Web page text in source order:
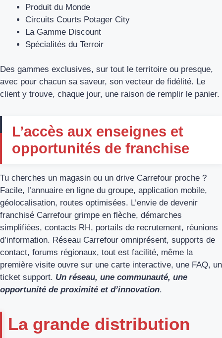
Produit du Monde
Circuits Courts Potager City
La Gamme Discount
Spécialités du Terroir
Des gammes exclusives, sur tout le territoire ou presque,
avec pour chacun sa saveur, son vecteur de fidélité. Le
client y trouve, chaque jour, une raison de remplir le panier.
L’accès aux enseignes et
opportunités de franchise
Tu cherches un magasin ou un drive Carrefour proche ?
Facile, l’annuaire en ligne du groupe, application mobile,
géolocalisation, routes optimisées. L’envie de devenir
franchisé Carrefour grimpe en flèche, démarches
simplifiées, contacts RH, portails de recrutement, réunions
d’information. Réseau Carrefour omniprésent, supports de
contact, forums régionaux, tout est facilité, même la
première visite ouvre sur une carte interactive, une FAQ, un
ticket support. Un réseau, une communauté, une
opportunité de proximité et d’innovation.
La grande distribution